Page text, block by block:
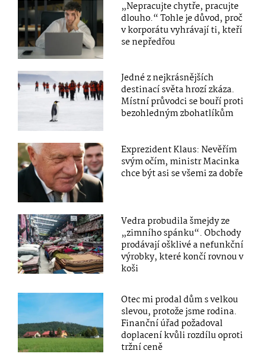
„Nepracujte chytře, pracujte
dlouho.“ Tohle je důvod, proč
v korporátu vyhrávají ti, kteří
se nepředřou
Jedné z nejkrásnějších
destinací světa hrozí zkáza.
Místní průvodci se bouří proti
bezohledným zbohatlíkům
Exprezident Klaus: Nevěřím
svým očím, ministr Macinka
chce být asi se všemi za dobře
Vedra probudila šmejdy ze
„zimního spánku“. Obchody
prodávají ošklivé a nefunkční
výrobky, které končí rovnou v
koši
Otec mi prodal dům s velkou
slevou, protože jsme rodina.
Finanční úřad požadoval
doplacení kvůli rozdílu oproti
tržní ceně